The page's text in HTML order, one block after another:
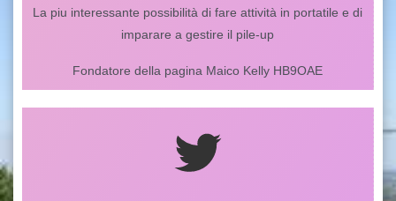
La piu interessante possibilità di fare attività in portatile e di
imparare a gestire il pile-up
Fondatore della pagina Maico Kelly HB9OAE